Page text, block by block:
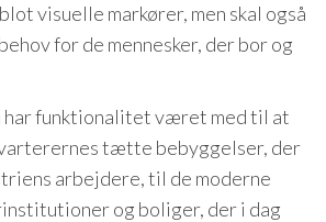
visuelle markører, men skal også
for de mennesker, der bor og
har funktionalitet været med til at
tætte bebyggelser, der
arbejdere, til de moderne
og boliger, der i dag